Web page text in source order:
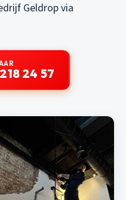
Geldrop via
24 57